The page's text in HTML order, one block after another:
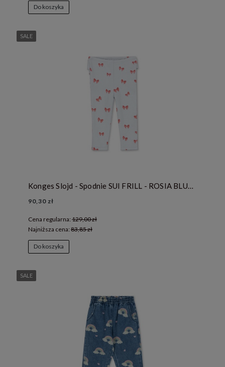
Do koszyka
Konges Slojd - Spodnie SUI FRILL - ROSIA BLUE BOW
90,30 zł
Cena regularna: 129,00 zł
Najniższa cena: 83,85 zł
Do koszyka
SALE
SALE